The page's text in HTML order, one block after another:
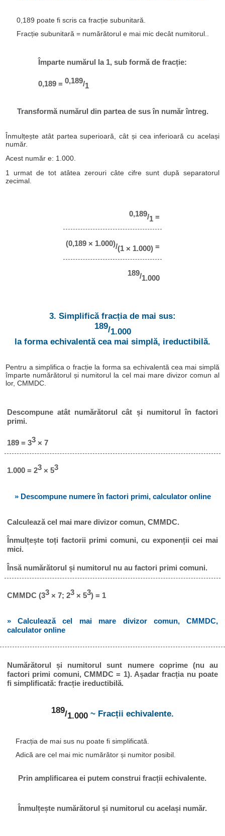
0,189 poate fi scris ca fracție subunitară.
Fracție subunitară = numărătorul e mai mic decât numitorul..
Împarte numărul la 1, sub formă de fracție:
0,189 = 0,189/1
Transformă numărul din partea de sus în număr întreg.
Înmulțește atât partea superioară, cât și cea inferioară cu același
număr.
Acest număr e: 1.000.
1 urmat de tot atâtea zerouri câte cifre sunt după separatorul
zecimal.
0,189/1 =
(0,189 × 1.000)/(1 × 1.000)=
189/1.000
3. Simplifică fracția de mai sus:
189/1.000
la forma echivalentă cea mai simplă, ireductibilă.
Pentru a simplifica o fracție la forma sa echivalentă cea mai simplă
împarte numărătorul și numitorul la cel mai mare divizor comun al
lor, CMMDC.
Descompune atât numărătorul cât și numitorul în factori
primi.
189 = 33× 7
1.000 = 23× 53
» Descompune numere în factori primi, calculator online
Calculează cel mai mare divizor comun, CMMDC.
Înmulțește toți factorii primi comuni, cu exponenții cei mai
mici.
Însă numărătorul și numitorul nu au factori primi comuni.
CMMDC (33× 7; 23× 53) = 1
» Calculează cel mai mare divizor comun, CMMDC,
calculator online
Numărătorul și numitorul sunt numere coprime (nu au
factori primi comuni, CMMDC = 1). Așadar fracția nu poate
fi simplificată: fracție ireductibilă.
189/1.000 ~ Fracții echivalente.
Fracția de mai sus nu poate fi simplificată.
Adică are cel mai mic numărător și numitor posibil.
Prin amplificarea ei putem construi fracții echivalente.
Înmulțește numărătorul și numitorul cu același număr.